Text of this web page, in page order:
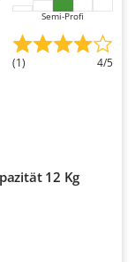
Semi-Profi
(1) 4/5
12 Kg